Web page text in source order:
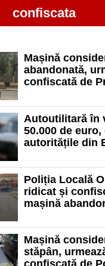
confiscata
Mașină
abandonată,
confiscată de
Autoutilitară în
50.000 de
autoritățile din
Poliția Locală
ridicat și
mașină
Mașină
stăpân,